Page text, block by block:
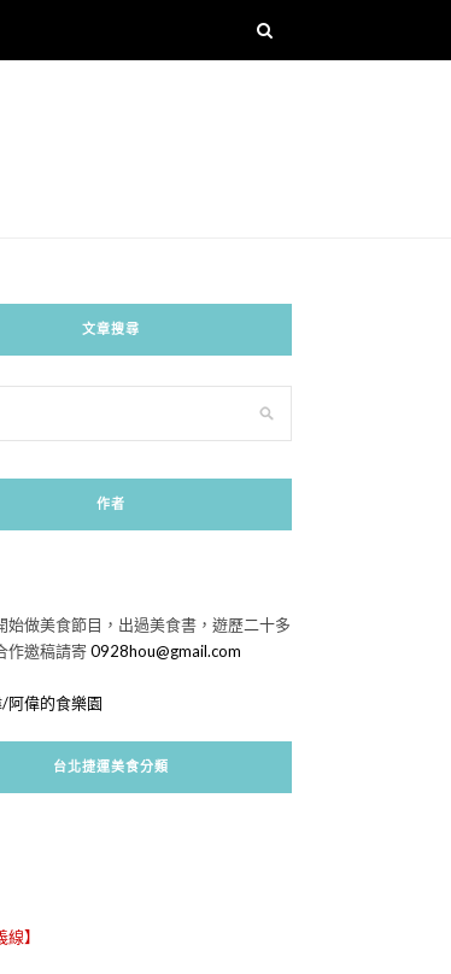
文章搜尋
作者
始做美食節目，出過美食書，遊歷二十多
作邀稿請寄0928hou@gmail.com
阿偉的食樂園
台北捷運美食分類
線】